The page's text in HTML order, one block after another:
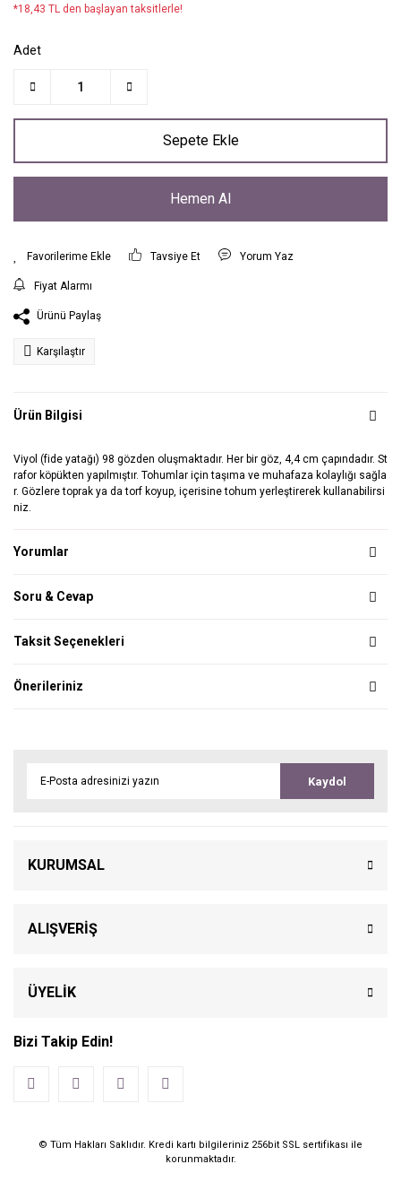
*18,43 TL den başlayan taksitlerle!
Adet
Sepete Ekle
Hemen Al
Tavsiye Et Yorum Yaz
Fiyat Alarmı
Ürünü Paylaş
Karşılaştır
Ürün Bilgisi
Viyol (fide yatağı) 98 gözden oluşmaktadır. Her bir göz, 4,4 cm çapındadır. St
rafor köpükten yapılmıştır. Tohumlar için taşıma ve muhafaza kolaylığı sağla
r. Gözlere toprak ya da torf koyup, içerisine tohum yerleştirerek kullanabilirsi
niz.
Yorumlar
Soru & Cevap
Taksit Seçenekleri
Önerileriniz
Kaydol
KURUMSAL
ALIŞVERİŞ
ÜYELİK
Bizi Takip Edin!
© Tüm Hakları Saklıdır. Kredi kartı bilgileriniz 256bit SSL sertifikası ile
korunmaktadır.